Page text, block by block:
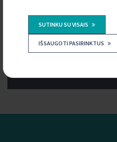
SUTINKU SU VISAIS
IŠSAUGOTI PASIRINKTUS
Akcija tęsiasi iki liepos 1 d.